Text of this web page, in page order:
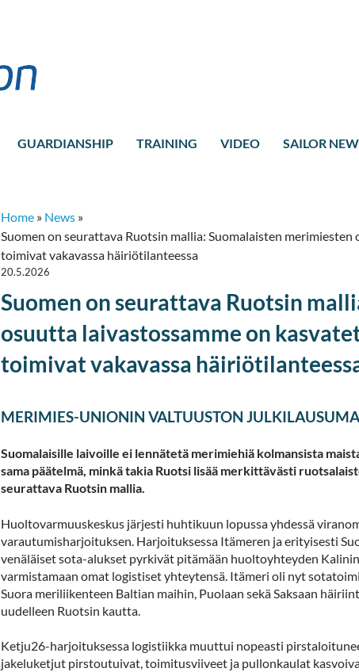
GUARDIANSHIP TRAINING VIDEO SAILOR
Home » News »
Suomen on seurattava Ruotsin mallia: Suomalaisten
toimivat vakavassa häiriötilanteessa
20.5.2026
Suomen on seurattava Ruotsin
osuutta laivastossamme on
toimivat vakavassa
MERIMIES-UNIONIN VALTUUSTON
Suomalaisille laivoille ei lennätetä merimiehiä kolmansista
sama päätelmä, minkä takia Ruotsi lisää merkittävästi
seurattava Ruotsin mallia.
Huoltovarmuuskeskus järjesti huhtikuun lopussa yhdessä
varautumisharjoituksen. Harjoituksessa Itämeren ja erityisesti
venäläiset sota-alukset pyrkivät pitämään huoltoyhteyden
varmistamaan omat logistiset yhteytensä. Itämeri oli nyt
Suora meriliikenteen Baltian maihin, Puolaan sekä Saksaan
uudelleen Ruotsin kautta.
Ketju26-harjoituksessa logistiikka muuttui nopeasti
jakeluketjut pirstoutuivat, toimitusviiveet ja pullonkaulat